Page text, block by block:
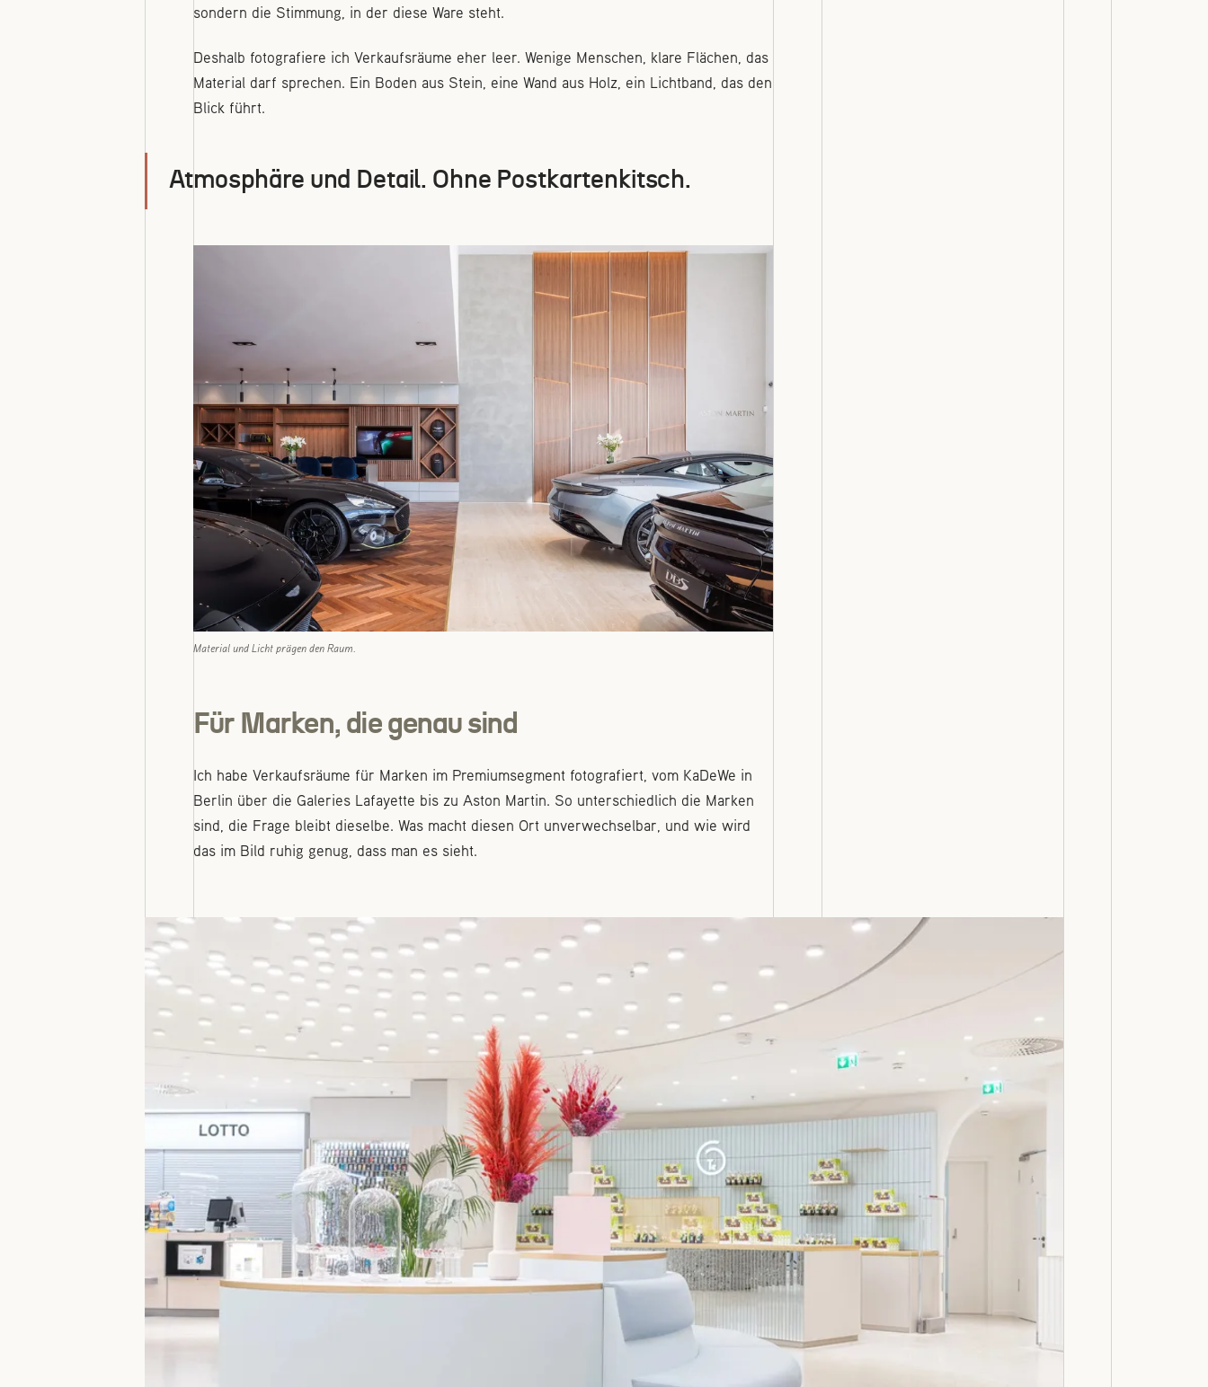
sondern die Stimmung, in der diese Ware steht.
Deshalb fotografiere ich Verkaufsräume eher leer. Wenige Menschen, klare Flächen, das
Material darf sprechen. Ein Boden aus Stein, eine Wand aus Holz, ein Lichtband, das den
Blick führt.
Atmosphäre und Detail. Ohne Postkartenkitsch.
Material und Licht prägen den Raum.
Für Marken, die genau sind
Ich habe Verkaufsräume für Marken im Premiumsegment fotografiert, vom KaDeWe in
Berlin über die Galeries Lafayette bis zu Aston Martin. So unterschiedlich die Marken
sind, die Frage bleibt dieselbe. Was macht diesen Ort unverwechselbar, und wie wird
das im Bild ruhig genug, dass man es sieht.